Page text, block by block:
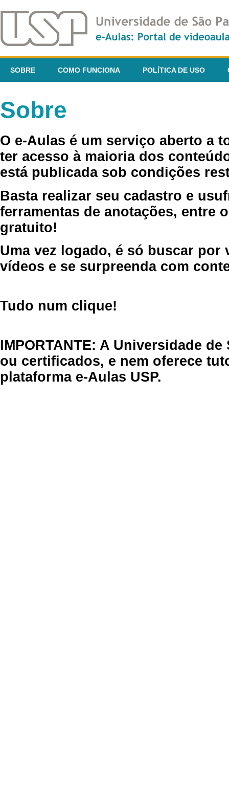
SOBRE COMO FUNCIONA POLÍTICA DE USO
Sobre
O e-Aulas é um serviço aberto a
ter acesso à maioria dos
está publicada sob condições
Basta realizar seu cadastro e
ferramentas de anotações, entre
gratuito!
Uma vez logado, é só buscar por
vídeos e se surpreenda com
Tudo num clique!
IMPORTANTE: A Universidade
ou certificados, e nem oferece
plataforma e-Aulas USP.